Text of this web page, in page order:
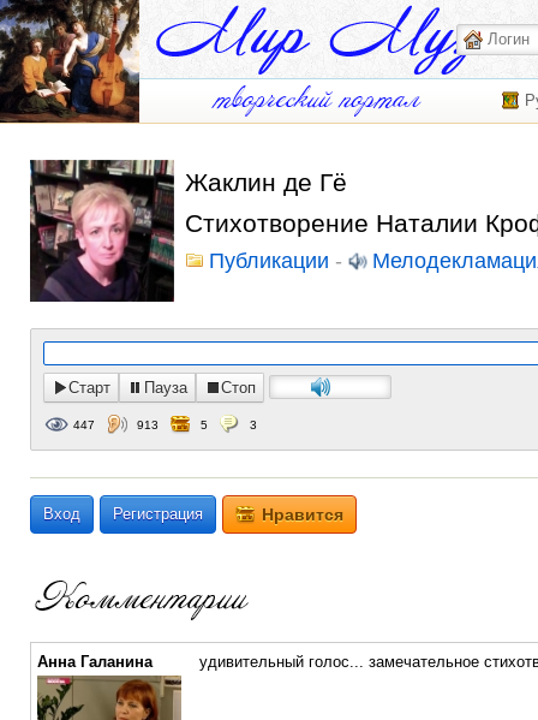
Жаклин де Гё
Стихотворение Наталии
Публикации -
Старт Пауза Стоп
447 913 5 3
Вход Регистрация Нравится
Анна Галанина удивительный голос... замечательное